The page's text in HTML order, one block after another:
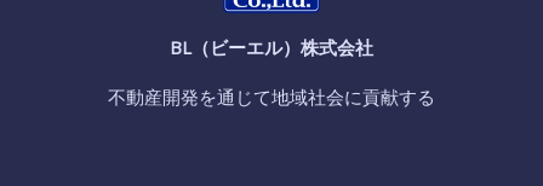
BL（ビーエル）株式会社
不動産開発を通じて地域社会に貢献する